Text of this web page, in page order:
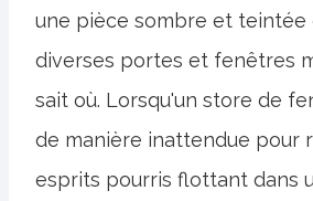
une pièce sombre et teintée
diverses portes et fenêtres
sait où. Lorsqu'un store de
de manière inattendue pour
esprits pourris flottant dans